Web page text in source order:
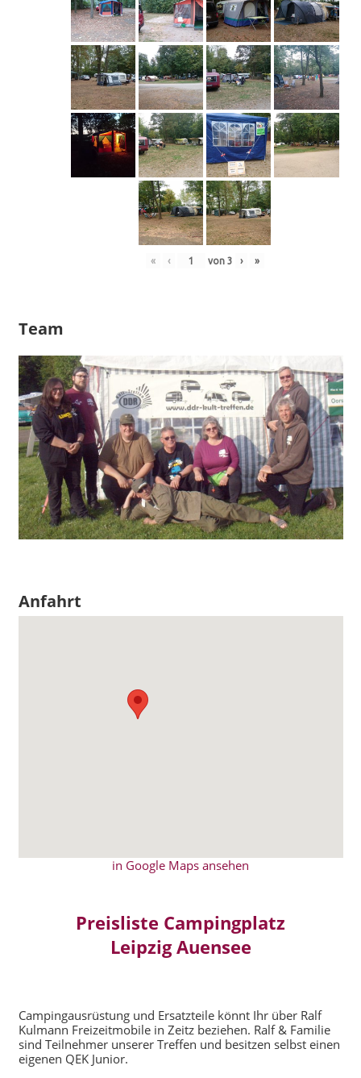
« ‹ von 3 › »
Team
Anfahrt
in Google Maps ansehen
Preisliste Campingplatz
Leipzig Auensee
Campingausrüstung und Ersatzteile könnt Ihr über Ralf
Kulmann Freizeitmobile in Zeitz beziehen. Ralf & Familie
sind Teilnehmer unserer Treffen und besitzen selbst einen
eigenen QEK Junior.